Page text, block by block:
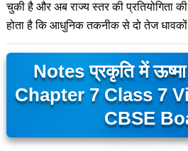
चुकी है और अब राज्य स्तर की प्रतियोगिता
होता है कि आधुनिक तकनीक से दो तेज धावकों
Notes प्रकृति में
Chapter 7 Class 7
CBSE